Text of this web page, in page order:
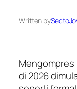
Written by
di 2026